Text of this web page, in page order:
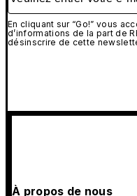
En cliquant sur “Go!” vous
d’informations de la part de
désinscrire de cette
À propos de nous